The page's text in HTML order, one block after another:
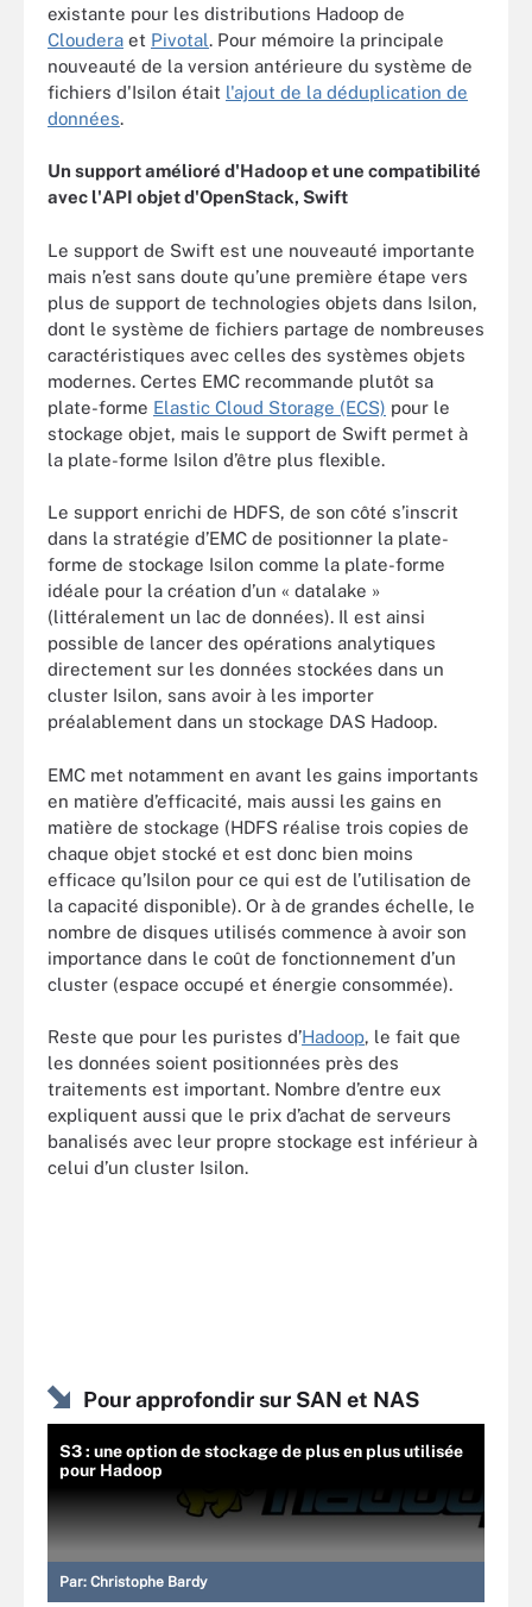
existante pour les distributions Hadoop de
Cloudera et Pivotal. Pour mémoire la principale
nouveauté de la version antérieure du système de
fichiers d'Isilon était l'ajout de la déduplication de
données.
Un support amélioré d'Hadoop et une compatibilité
avec l'API objet d'OpenStack, Swift
Le support de Swift est une nouveauté importante
mais n’est sans doute qu’une première étape vers
plus de support de technologies objets dans Isilon,
dont le système de fichiers partage de nombreuses
caractéristiques avec celles des systèmes objets
modernes. Certes EMC recommande plutôt sa
plate-forme Elastic Cloud Storage (ECS) pour le
stockage objet, mais le support de Swift permet à
la plate-forme Isilon d’être plus flexible.
Le support enrichi de HDFS, de son côté s’inscrit
dans la stratégie d’EMC de positionner la plate-
forme de stockage Isilon comme la plate-forme
idéale pour la création d’un « datalake »
(littéralement un lac de données). Il est ainsi
possible de lancer des opérations analytiques
directement sur les données stockées dans un
cluster Isilon, sans avoir à les importer
préalablement dans un stockage DAS Hadoop.
EMC met notamment en avant les gains importants
en matière d’efficacité, mais aussi les gains en
matière de stockage (HDFS réalise trois copies de
chaque objet stocké et est donc bien moins
efficace qu’Isilon pour ce qui est de l’utilisation de
la capacité disponible). Or à de grandes échelle, le
nombre de disques utilisés commence à avoir son
importance dans le coût de fonctionnement d’un
cluster (espace occupé et énergie consommée).
Reste que pour les puristes d’Hadoop, le fait que
les données soient positionnées près des
traitements est important. Nombre d’entre eux
expliquent aussi que le prix d’achat de serveurs
banalisés avec leur propre stockage est inférieur à
celui d’un cluster Isilon.
Pour approfondir sur SAN et NAS
S3 : une option de stockage de plus en plus utilisée
pour Hadoop
Par: Christophe Bardy